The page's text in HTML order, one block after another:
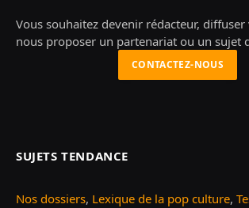
Vous souhaitez devenir rédacteur,
nous proposer un partenariat ou un sujet
CONTACTEZ-NOUS
SUJETS TENDANCE
Nos dossiers, Lexique de la pop culture,